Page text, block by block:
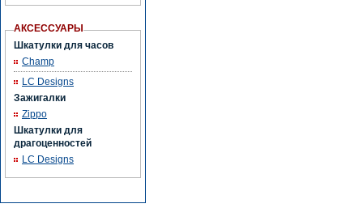
АКСЕССУАРЫ
Шкатулки для часов
Champ
LC Designs
Зажигалки
Zippo
Шкатулки для
драгоценностей
LC Designs